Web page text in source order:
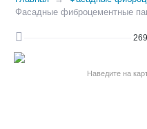
Фасадные фиброцементные
269
Наведите на